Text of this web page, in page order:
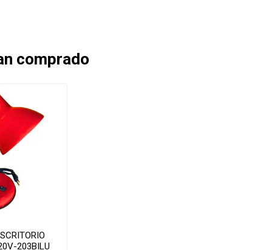
comprado
203BILU